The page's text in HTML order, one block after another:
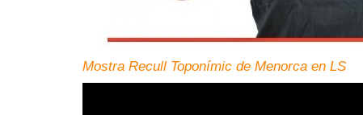
Mostra Recull Toponímic de Menorca en LS